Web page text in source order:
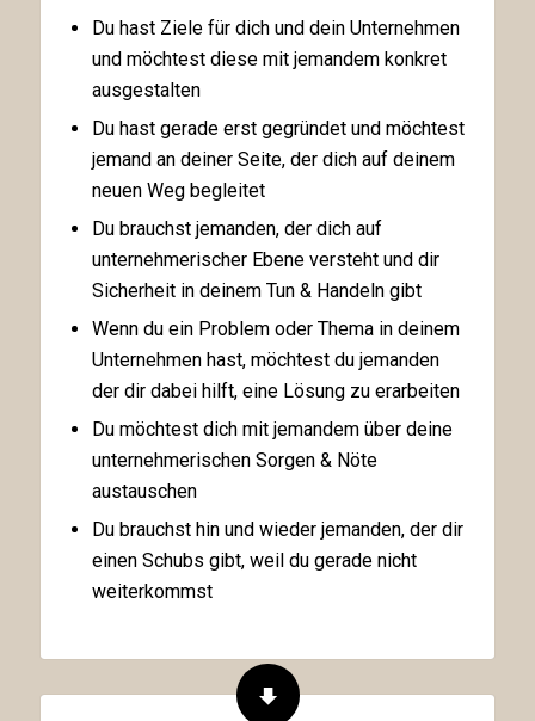
Du hast Ziele für dich und dein Unternehmen
und möchtest diese mit jemandem konkret
ausgestalten
Du hast gerade erst gegründet und möchtest
jemand an deiner Seite, der dich auf deinem
neuen Weg begleitet
Du brauchst jemanden, der dich auf
unternehmerischer Ebene versteht und dir
Sicherheit in deinem Tun & Handeln gibt
Wenn du ein Problem oder Thema in deinem
Unternehmen hast, möchtest du jemanden
der dir dabei hilft, eine Lösung zu erarbeiten
Du möchtest dich mit jemandem über deine
unternehmerischen Sorgen & Nöte
austauschen
Du brauchst hin und wieder jemanden, der dir
einen Schubs gibt, weil du gerade nicht
weiterkommst